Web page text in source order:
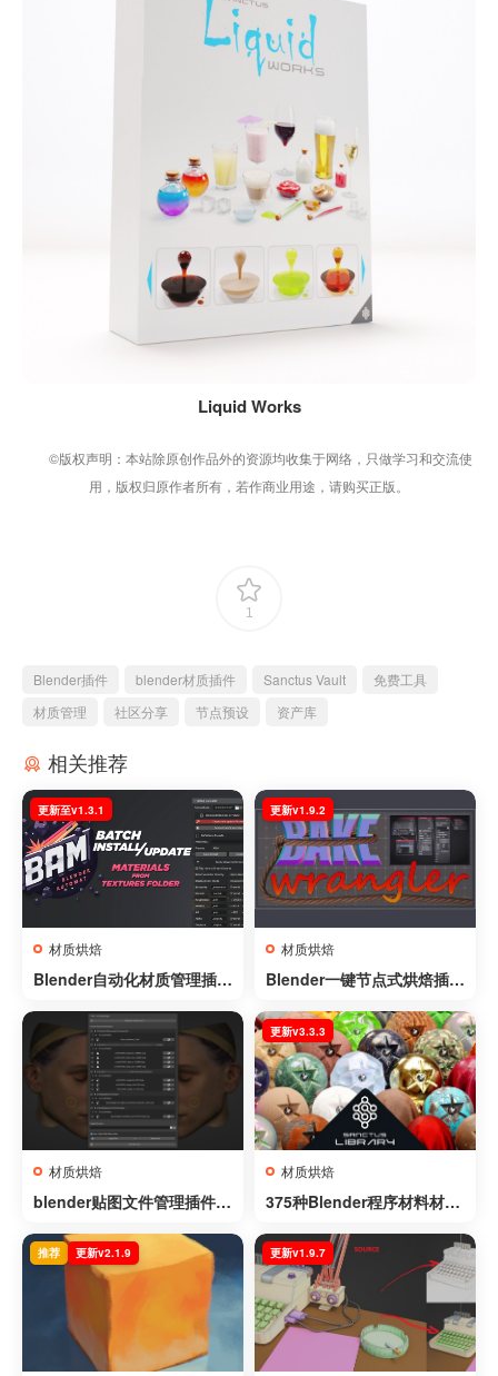
Liquid Works
©版权声明：本站除原创作品外的资源均收集于网络，只做学习和交流使
用，版权归原作者所有，若作商业用途，请购买正版。
1
Blender插件 blender材质插件 Sanctus Vault
免费工具
材质管理
社区分享 节点预设 资产库
相关推荐
材质烘焙
Blender自动化材质管理插件
更新至v1.3.1
材质烘焙
Blender一键节点式烘焙插件
更新v1.9.2
材质烘焙
blender贴图文件管理插件 –
ger v2.2
材质烘焙
375种Blender程序材料材质
3.3
更新v3.3.3
推荐 更新v2.1.9 更新v1.9.7